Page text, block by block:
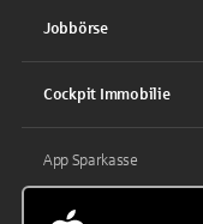
Jobbörse
Cockpit Immobilie
App Sparkasse